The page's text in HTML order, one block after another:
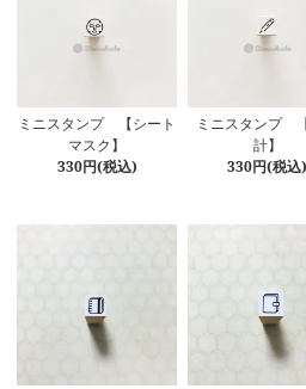
ミニスタンプ 【シート
マスク】
330円(税込)
ミニスタンプ
計】
330円(税込)